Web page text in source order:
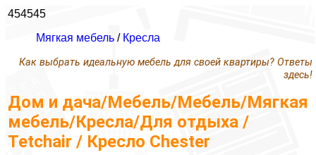
454545
Мягкая мебель / Кресла
Как выбрать идеальную мебель для своей квартиры? Ответы
здесь!
Дом и дача/Мебель/Мебель/Мягкая
мебель/Кресла/Для отдыха /
Tetchair / Кресло Chester